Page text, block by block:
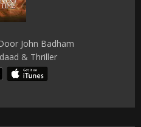
John Badham
& Thriller